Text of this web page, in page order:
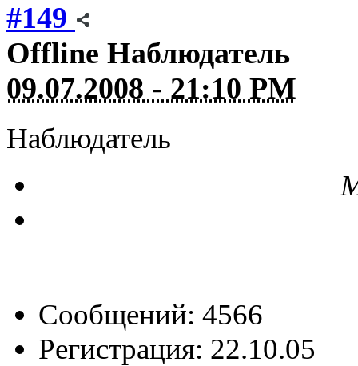
#149
Offline Наблюдатель
09.07.2008 - 21:10 PM
Наблюдатель
Сообщений: 4566
Регистрация: 22.10.05